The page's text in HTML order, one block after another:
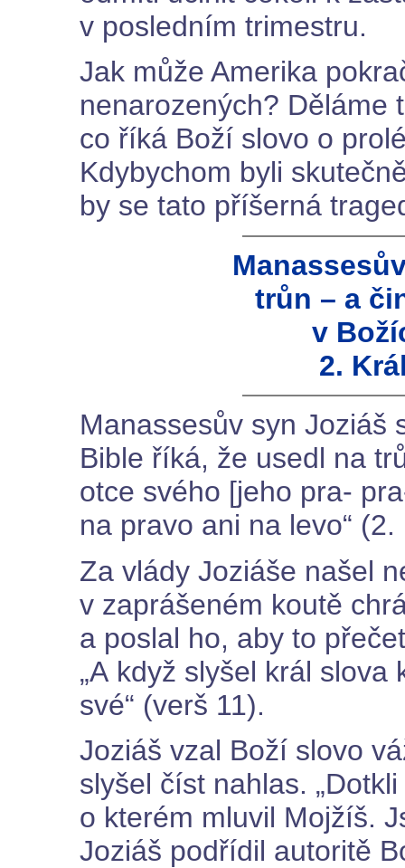
v posledním trimestru.
Jak může Amerika
nenarozených? Děláme
co říká Boží slovo o
Kdybychom byli
by se tato příšerná
trůn – a
v
2.
Manassesův syn Joziáš
Bible říká, že usedl na
otce svého [jeho pra-
na pravo ani na levo“
Za vlády Joziáše našel
v zaprášeném koutě
a poslal ho, aby to
„A když slyšel král
své“ (verš 11).
Joziáš vzal Boží slovo
slyšel číst nahlas.
o kterém mluvil Mojžíš.
Joziáš podřídil autoritě